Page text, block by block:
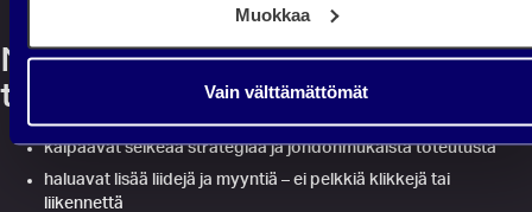
Muokkaa
Vain välttämättömät
No Bullshit – analyysi on
tarkoitettu yrityksille, jotka:
kaipaavat selkeää strategiaa ja johdonmukaista toteutusta
haluavat lisää liidejä ja myyntiä – ei pelkkiä klikkejä tai
liikennettä